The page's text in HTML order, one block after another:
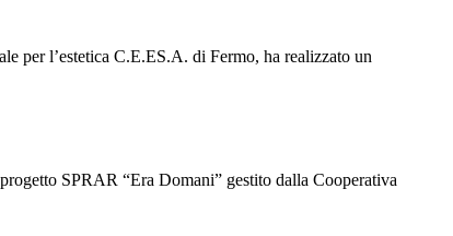
per l’estetica C.E.ES.A. di Fermo, ha realizzato un
SPRAR “Era Domani” gestito dalla Cooperativa